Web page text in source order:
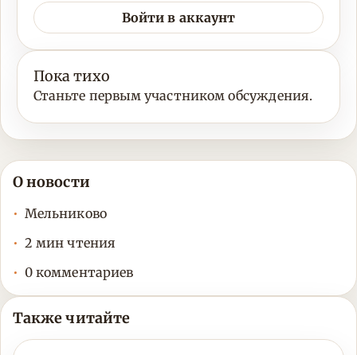
Войти в аккаунт
Пока тихо
Станьте первым участником обсуждения.
О новости
Мельниково
2 мин чтения
0 комментариев
Также читайте